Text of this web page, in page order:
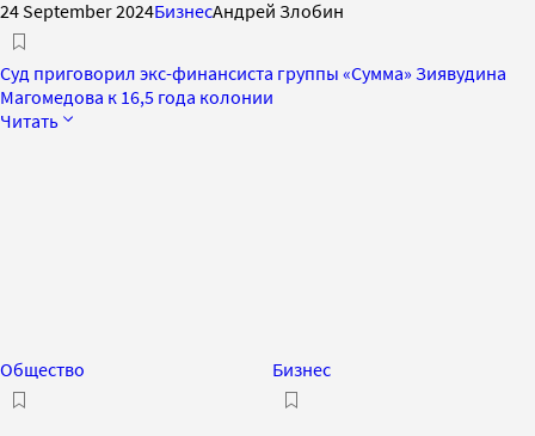
24 September 2024БизнесАндрей Злобин
Суд приговорил экс-финансиста группы «Сумма» Зиявудина
Магомедова к 16,5 года колонии
Читать
Общество Бизнес